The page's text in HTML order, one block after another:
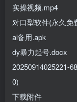
实操视频.mp4
对口型软件(永久免
ai备用.apk
dy暴力起号.docx
20250914025221-
0)
下载附件